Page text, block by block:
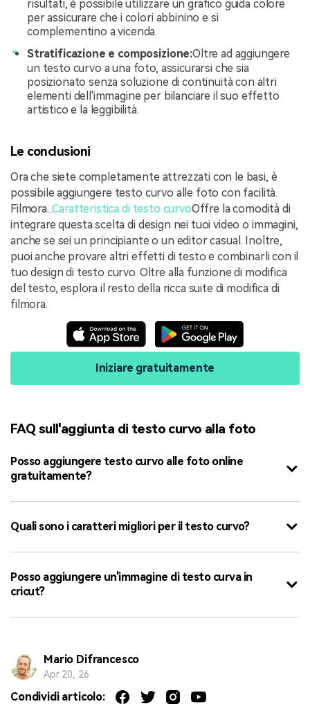
risultati, è possibile utilizzare un grafico guida colore
per assicurare che i colori abbinino e si
complementino a vicenda.
Stratificazione e composizione:Oltre ad aggiungere
un testo curvo a una foto, assicurarsi che sia
posizionato senza soluzione di continuità con altri
elementi dell'immagine per bilanciare il suo effetto
artistico e la leggibilità.
Le conclusioni
Ora che siete completamente attrezzati con le basi, è
possibile aggiungere testo curvo alle foto con facilità.
Filmora...Caratteristica di testo curvoOffre la comodità di
integrare questa scelta di design nei tuoi video o immagini,
anche se sei un principiante o un editor casual. Inoltre,
puoi anche provare altri effetti di testo e combinarli con il
tuo design di testo curvo. Oltre alla funzione di modifica
del testo, esplora il resto della ricca suite di modifica di
filmora.
Iniziare gratuitamente
FAQ sull'aggiunta di testo curvo alla foto
Posso aggiungere testo curvo alle foto online
gratuitamente?
Quali sono i caratteri migliori per il testo curvo?
Posso aggiungere un'immagine di testo curva in
cricut?
Mario Difrancesco
Apr 20, 26
Condividi articolo: